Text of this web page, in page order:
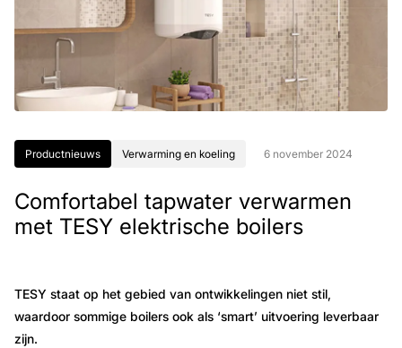
Productnieuws Verwarming en koeling 6 november 2024
Comfortabel tapwater verwarmen
met TESY elektrische boilers
TESY staat op het gebied van ontwikkelingen niet stil,
waardoor sommige boilers ook als ‘smart’ uitvoering leverbaar
zijn.